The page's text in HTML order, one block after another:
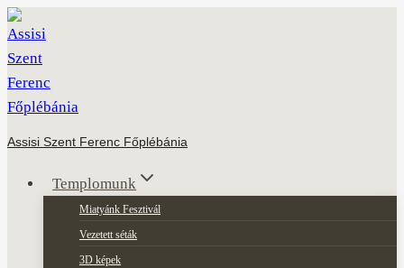
Skip
to
content
Assisi Szent Ferenc Főplébánia
Templomunk
Miatyánk Fesztivál
Vezetett séták
3D képek